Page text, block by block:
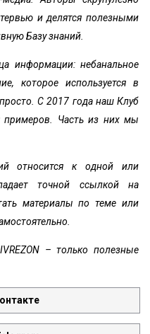
и делятся полезными
Базу знаний.
информации: небанальное
которое используется в
С 2017 года наш Клуб
примеров. Часть из них мы
относится к одной или
точной ссылкой на
материалы по теме или
– только полезные